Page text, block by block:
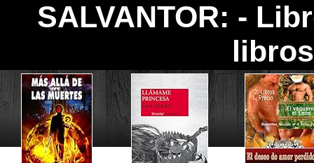
SALVANTOR: -